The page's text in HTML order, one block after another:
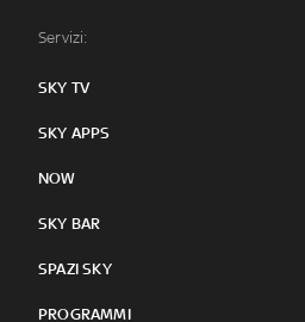
Servizi:
SKY TV
SKY APPS
NOW
SKY BAR
SPAZI SKY
PROGRAMMI